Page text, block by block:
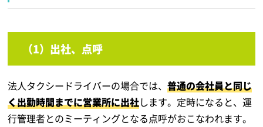
（1）出社、点呼
法人タクシードライバーの場合では、普通の会社員と同じ
く出勤時間までに営業所に出社します。定時になると、運
行管理者とのミーティングとなる点呼がおこなわれます。